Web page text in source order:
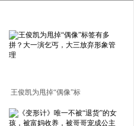
王俊凯为甩掉“偶像”标
签有多拼？大一演乞